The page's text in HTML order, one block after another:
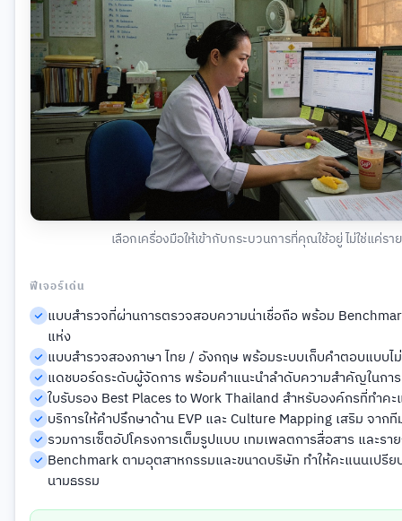
เลือกเครื่องมือให้เข้ากับกระบวนการที่คุณใช้อยู่ ไม่ใช่แค่รา
ฟีเจอร์เด่น
แบบสำรวจที่ผ่านการตรวจสอบความน่าเชื่อถือ พร้อม
แห่ง
แบบสำรวจสองภาษา ไทย / อังกฤษ พร้อมระบบเก็บคำตอบแบบไ
แดชบอร์ดระดับผู้จัดการ พร้อมคำแนะนำลำดับความสำคัญในกา
ใบรับรอง Best Places to Work Thailand สำหรับองค์กรที่ทำค
บริการให้คำปรึกษาด้าน EVP และ Culture Mapping เสริม จาก
รวมการเซ็ตอัปโครงการเต็มรูปแบบ เทมเพลตการสื่อสาร และรา
Benchmark ตามอุตสาหกรรมและขนาดบริษัท ทำให้คะแนนเปรีย
นามธรรม